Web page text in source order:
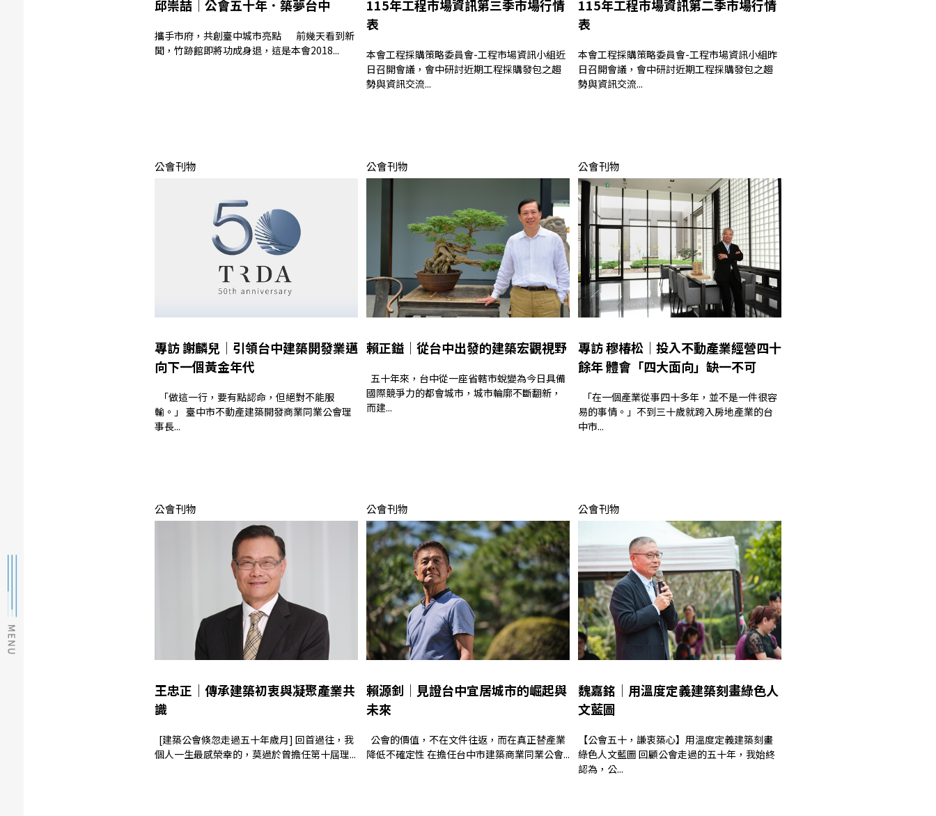
邱崇喆│公會五十年．築夢台中
攜手市府，共創臺中城市亮點 前幾天看到新
聞，竹跡館即將功成身退，這是本會2018...
115年工程市場資訊第三季市場行情
表
本會工程採購策略委員會-工程市場資訊小組近
日召開會議，會中研討近期工程採購發包之趨
勢與資訊交流...
115年工程市場資訊第二季市場行情
表
本會工程採購策略委員會-工程市場資訊小組昨
日召開會議，會中研討近期工程採購發包之趨
勢與資訊交流...
公會刊物
專訪 謝麟兒│引領台中建築開發業邁
向下一個黃金年代
輸。」 臺中市不動產建築開發商業同業公會理
事長...
公會刊物
賴正鎰│從台中出發的建築宏觀視野
國際競爭力的都會城市，城市輪廓不斷翻新，
而建...
公會刊物
專訪 穆椿松│投入不動產業經營四十
餘年 體會「四大面向」缺一不可
易的事情。」不到三十歲就跨入房地產業的台
中市...
公會刊物
王忠正│傳承建築初衷與凝聚產業共
識
個人一生最感榮幸的，莫過於曾擔任第十屆理...
公會刊物
賴源釗│見證台中宜居城市的崛起與
未來
降低不確定性 在擔任台中市建築商業同業公會...
公會刊物
魏嘉銘│用溫度定義建築刻畫綠色人
文藍圖
【公會五十，謙衷築心】用溫度定義建築刻畫
綠色人文藍圖 回顧公會走過的五十年，我始終
認為，公...